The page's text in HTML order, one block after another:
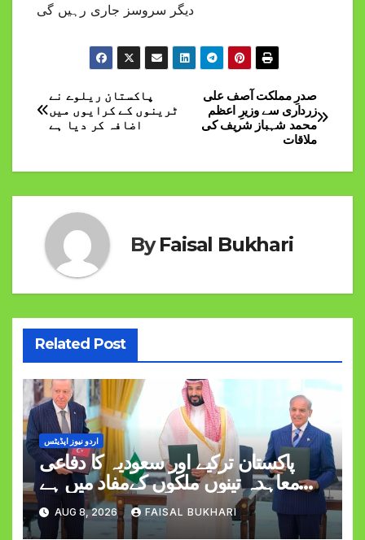
دیگر سروسز جاری رہیں گی
Post
navigation
صدرِ مملکت آصف علی
زرداری سے وزیرِ اعظم
محمد شہباز شریف کی
ملاقات
پاکستان ریلوے نے
ٹرینوں کے کرایوں میں
اضافہ کر دیا ہے
ByFaisal Bukhari
Related Post
اردو نیوز اپڈیٹس
پاکستان ترکیے اور سعودیہ کا دفاعی
معاہدہ تینوں ملکوں کےمفاد میں ہے
وزیراعظم شہبازشریف
AUG 8, 2026 FAISAL BUKHARI